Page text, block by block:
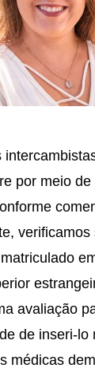
por meio de
avaliação
de inseri-lo
médicas